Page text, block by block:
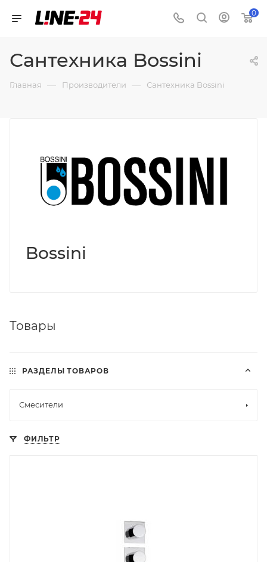
0
Сантехника Bossini
Главная — Производители — Сантехника Bossini
Bossini
Товары
РАЗДЕЛЫ ТОВАРОВ
Смесители
ФИЛЬТР